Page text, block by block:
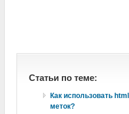
Статьи по теме:
Как использовать
меток?